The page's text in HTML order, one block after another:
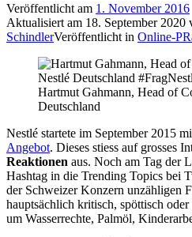
Veröffentlicht am 1. November 2016
Aktualisiert am 18. September 2020
SchindlerVeröffentlicht in Online-
Hartmut Gahmann, Head of
Deutschland
Nestlé startete im September 2015
Angebot. Dieses stiess auf grosses
Reaktionen aus. Noch am Tag der
Hashtag in die Trending Topics bei
der Schweizer Konzern unzähligen
hauptsächlich kritisch, spöttisch
um Wasserrechte, Palmöl,